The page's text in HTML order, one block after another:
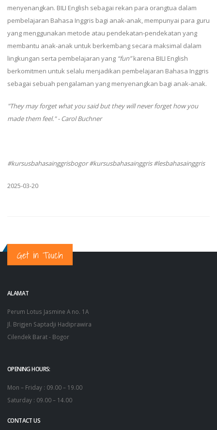
menyenangkan. BILI English sebagai rekan para orangtua dalam
pembelajaran Bahasa Inggris bagi anak-anak, mempunyai para guru
yang menggunakan metode atau pendekatan-pendekatan yang
membantu anak-anak untuk berkembang secara maksimal dalam
lingkungan serta pembelajaran yang “fun”karena BILI English
berkomitmen untuk selalu menjadikan pembelajaran Bahasa Inggris
sebagai sebuah pengalaman yang menyenangkan bagi anak-anak.
"They may forget what you said but they will never forget how you
made them feel." - Carol Buchner
#kursusbahasainggrisbogor #kursusbahasainggris #lesbahasainggris
2025-03-20
Get in Touch
ALAMAT
Perum Lotus Jasmine A no. 1A
Jl. Brigjen Saptadji Hadiprawira
Cilendek Barat - Bogor
OPENING HOURS:
Mon – Friday : 09.00 – 19.00
Saturday : 09.00 – 14.00
CONTACT US